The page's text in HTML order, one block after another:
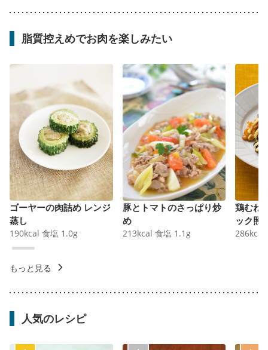
脂質控えめでお肉を楽しみたい
ゴーヤーの肉詰め レンジ
蒸し
190kcal 食塩 1.0g
豚とトマトのさっぱり炒
め
213kcal 食塩 1.1 g
鶏むね
ック照
286kcal
もっと見る
人気のレシピ